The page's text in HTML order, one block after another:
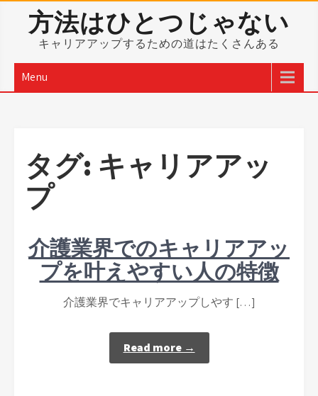
方法はひとつじゃない
キャリアアップするための道はたくさんある
Menu
タグ: キャリアアッ
プ
介護業界でのキャリアアッ
プを叶えやすい人の特徴
介護業界でキャリアアップしやす […]
Read more →